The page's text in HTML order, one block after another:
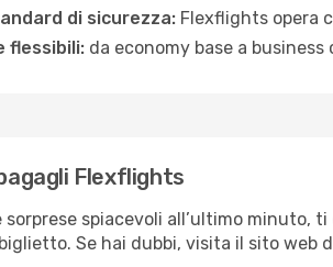
di sicurezza: Flexflights opera
flessibili: da economy base a
Flexflights
sorprese spiacevoli all’ultimo minuto,
Se hai dubbi, visita il sito